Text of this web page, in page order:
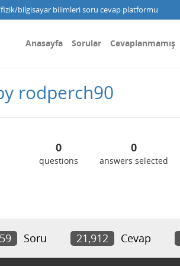
bilgisayar bilimleri soru cevap platformu
Anasayfa Sorular Cevaplanmamış
rodperch90
0
questions
0
answers selected
Soru 21,912 Cevap